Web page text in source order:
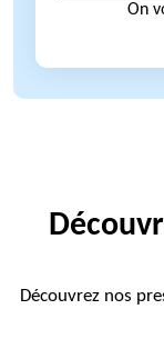
On
Découvrez nos